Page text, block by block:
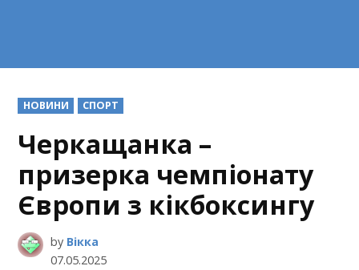
POSTED
IN
НОВИНИ СПОРТ
Черкащанка –
призерка чемпіонату
Європи з кікбоксингу
by Вікка
07.05.2025